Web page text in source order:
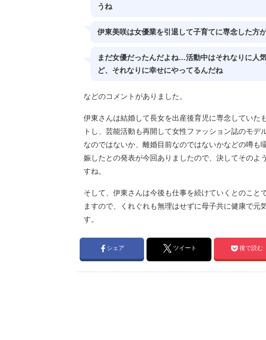
うね
伊東美咲は女優業を引退して子育てに専念した方
まだ女優だったんだよね…活動中はそれなりに人
ど、それなりに幸せにやってるんだね
などのコメントがありました。
伊東さんは結婚して長女を出産後育児に専念していた
トし、芸能活動も再開して女性ファッション誌のモ
なのではないか、離婚目前なのではないかなどの噂も
娠したとの発表が今回ありましたので、決してそのよ
すね。
そして、伊東さんは今後も仕事を続けていくとのこと
ますので、くれぐれも無理はせずに母子共に健康で元
す。
シェア ツイート 後で読む